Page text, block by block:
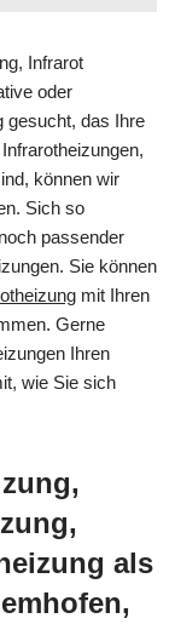
Infrarot
oder
gesucht, das Ihre
können wir
Sich so
passender
Sie können
mit Ihren
Gerne
Ihren
wie Sie sich
als